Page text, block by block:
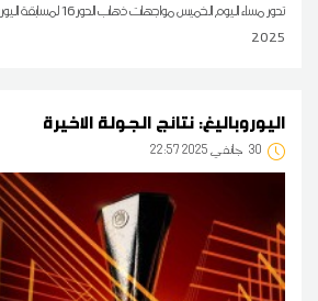
2025
اليوروباليغ: نتائج الجولة الاخيرة
30 22:57 2025 جانفي